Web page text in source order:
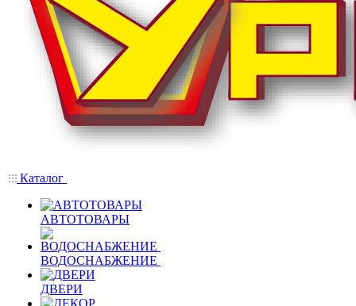
Каталог
АВТОТОВАРЫ
ВОДОСНАБЖЕНИЕ
ДВЕРИ